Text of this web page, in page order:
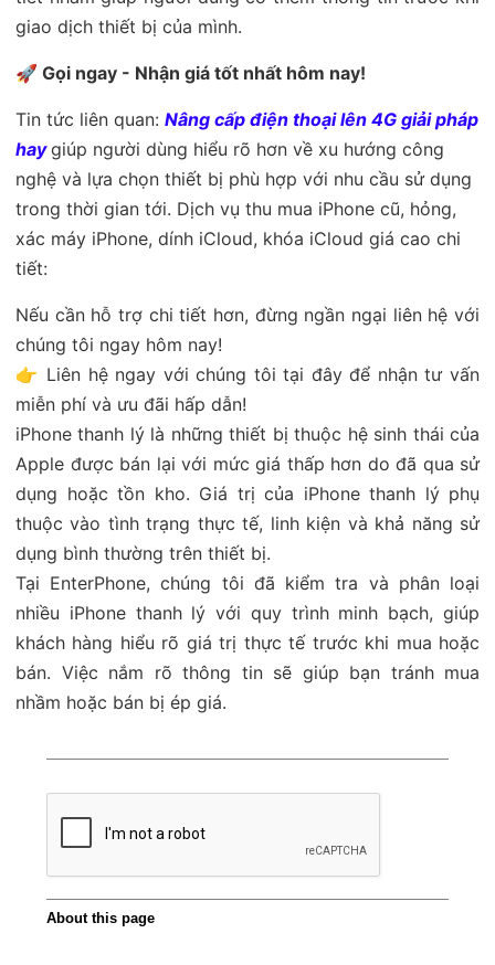
giao dịch thiết bị của mình.
🚀 Gọi ngay - Nhận giá tốt nhất hôm nay!
Tin tức liên quan: Nâng cấp điện thoại lên 4G giải pháp
hay giúp người dùng hiểu rõ hơn về xu hướng công
nghệ và lựa chọn thiết bị phù hợp với nhu cầu sử dụng
trong thời gian tới. Dịch vụ thu mua iPhone cũ, hỏng,
xác máy iPhone, dính iCloud, khóa iCloud giá cao chi
tiết:
Nếu cần hỗ trợ chi tiết hơn, đừng ngần ngại liên hệ với
chúng tôi ngay hôm nay!
👉 Liên hệ ngay với chúng tôi tại đây để nhận tư vấn
miễn phí và ưu đãi hấp dẫn!
iPhone thanh lý là những thiết bị thuộc hệ sinh thái của
Apple được bán lại với mức giá thấp hơn do đã qua sử
dụng hoặc tồn kho. Giá trị của iPhone thanh lý phụ
thuộc vào tình trạng thực tế, linh kiện và khả năng sử
dụng bình thường trên thiết bị.
Tại EnterPhone, chúng tôi đã kiểm tra và phân loại
nhiều iPhone thanh lý với quy trình minh bạch, giúp
khách hàng hiểu rõ giá trị thực tế trước khi mua hoặc
bán. Việc nắm rõ thông tin sẽ giúp bạn tránh mua
nhầm hoặc bán bị ép giá.